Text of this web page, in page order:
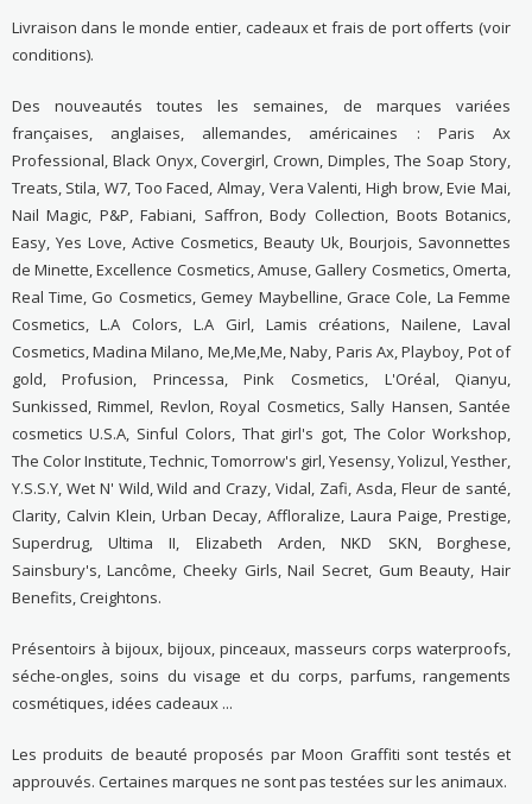
Livraison dans le monde entier, cadeaux et frais de port offerts (voir
conditions).
Des nouveautés toutes les semaines, de marques variées
françaises, anglaises, allemandes, américaines : Paris Ax
Professional, Black Onyx, Covergirl, Crown, Dimples, The Soap Story,
Treats, Stila, W7, Too Faced, Almay, Vera Valenti, High brow, Evie Mai,
Nail Magic, P&P, Fabiani, Saffron, Body Collection, Boots Botanics,
Easy, Yes Love, Active Cosmetics, Beauty Uk, Bourjois, Savonnettes
de Minette, Excellence Cosmetics, Amuse, Gallery Cosmetics, Omerta,
Real Time, Go Cosmetics, Gemey Maybelline, Grace Cole, La Femme
Cosmetics, L.A Colors, L.A Girl, Lamis créations, Nailene, Laval
Cosmetics, Madina Milano, Me,Me,Me, Naby, Paris Ax, Playboy, Pot of
gold, Profusion, Princessa, Pink Cosmetics, L'Oréal, Qianyu,
Sunkissed, Rimmel, Revlon, Royal Cosmetics, Sally Hansen, Santée
cosmetics U.S.A, Sinful Colors, That girl's got, The Color Workshop,
The Color Institute, Technic, Tomorrow's girl, Yesensy, Yolizul, Yesther,
Y.S.S.Y, Wet N' Wild, Wild and Crazy, Vidal, Zafi, Asda, Fleur de santé,
Clarity, Calvin Klein, Urban Decay, Affloralize, Laura Paige, Prestige,
Superdrug, Ultima II, Elizabeth Arden, NKD SKN, Borghese,
Sainsbury's, Lancôme, Cheeky Girls, Nail Secret, Gum Beauty, Hair
Benefits, Creightons.
Présentoirs à bijoux, bijoux, pinceaux, masseurs corps waterproofs,
séche-ongles, soins du visage et du corps, parfums, rangements
cosmétiques, idées cadeaux ...
Les produits de beauté proposés par Moon Graffiti sont testés et
approuvés. Certaines marques ne sont pas testées sur les animaux.